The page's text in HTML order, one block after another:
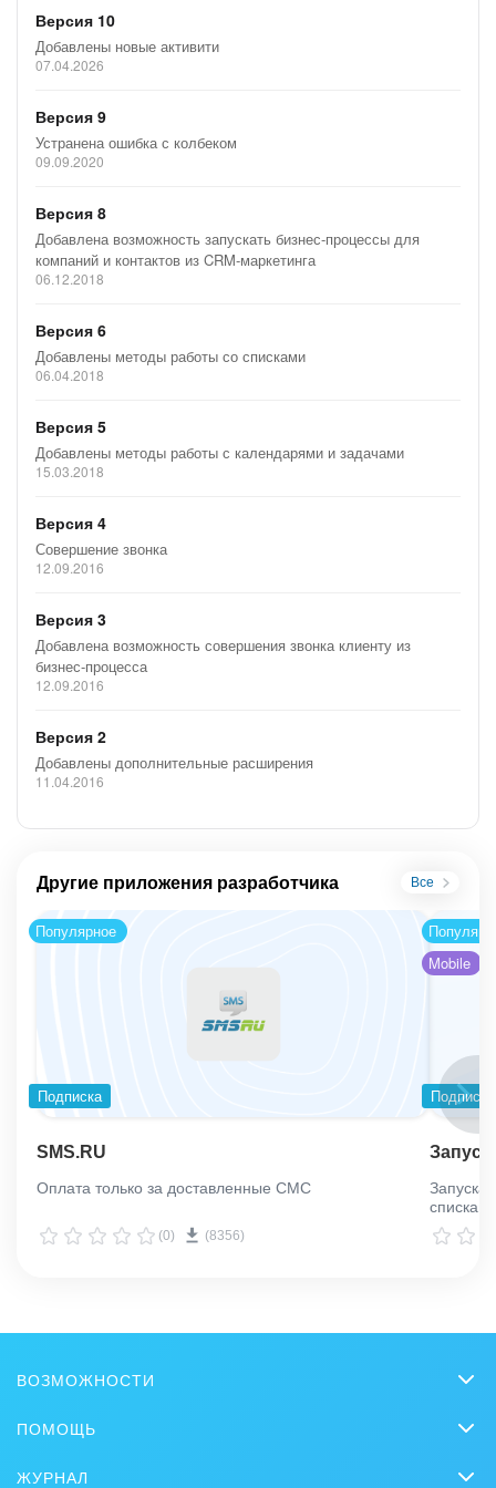
Геокодирование адреса (Google). Получить ключ
доступа к АПИздесь. Информация о ценах
Получить ключ доступа к АПИ
ценах
Универсальные действия
Поиск первого совпадения по RegExp
Ускоряет внедрение автоматизаций в CRM и БП
Снижает объем ручных операций и ошибок
сценарии без программирования в каждом проекте
Расширяет стандартные роботы Битрикс24
Версия 10
Добавлены новые активити
07.04.2026
Версия 9
Устранена ошибка с колбеком
09.09.2020
Версия 8
Добавлена возможность запускать бизнес-процессы для
компаний и контактов из CRM-маркетинга
06.12.2018
Версия 6
Добавлены методы работы со списками
06.04.2018
Версия 5
Добавлены методы работы с календарями и задачами
15.03.2018
Версия 4
Совершение звонка
12.09.2016
Версия 3
Добавлена возможность совершения звонка клиенту из
бизнес-процесса
12.09.2016
Версия 2
Добавлены дополнительные расширения
11.04.2016
Другие приложения разработчика Все
Популярное
Подписка
SMS.RU
Оплата только за доставленные СМС
(0) (8356)
Mobile
Подписка
спискам
ВОЗМОЖНОСТИ
Онлайн-офис
Видеозвонки HD
ПОМОЩЬ
ЖУРНАЛ